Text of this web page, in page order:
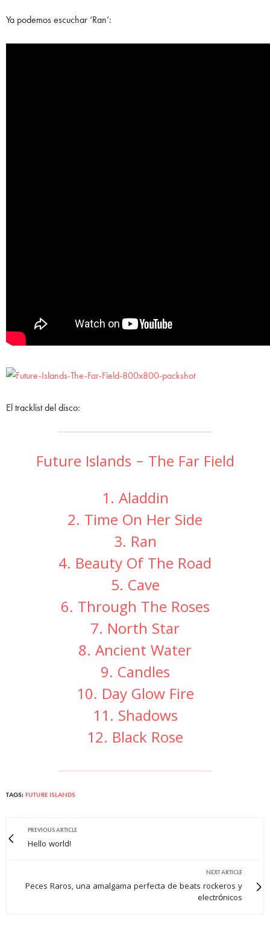
Ya podemos escuchar ‘Ran’:
El tracklist del disco:
Future Islands – The Far Field
1. Aladdin
2. Time On Her Side
3. Ran
4. Beauty Of The Road
5. Cave
6. Through The Roses
7. North Star
8. Ancient Water
9. Candles
10. Day Glow Fire
11. Shadows
12. Black Rose
TAGS: FUTURE ISLANDS
PREVIOUS ARTICLE
Hello world!
NEXT ARTICLE
Peces Raros, una amalgama perfecta de beats rockeros y
electrónicos